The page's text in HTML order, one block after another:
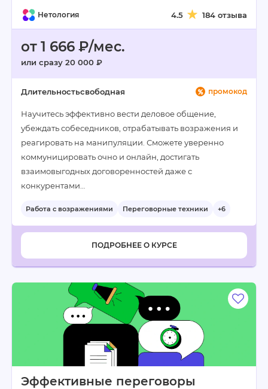
Нетология 4.5 184 отзыва
от 1 666 ₽/мес.
или сразу 20 000 ₽
промокод
Длительностьсвободная
Научитесь эффективно вести деловое общение,
убеждать собеседников, отрабатывать возражения и
реагировать на манипуляции. Сможете уверенно
коммуницировать очно и онлайн, достигать
взаимовыгодных договоренностей даже с
конкурентами…
Работа с возражениями Переговорные техники +6
ПОДРОБНЕЕ О КУРСЕ
Эффективные переговоры